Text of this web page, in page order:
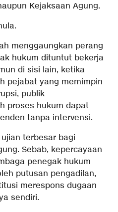
Kejaksaan Agung.
menggaungkan perang
hukum dituntut bekerja
di sisi lain, ketika
pejabat yang memimpin
publik
proses hukum dapat
tanpa intervensi.
terbesar bagi
Sebab, kepercayaan
penegak hukum
putusan pengadilan,
merespons dugaan
sendiri.